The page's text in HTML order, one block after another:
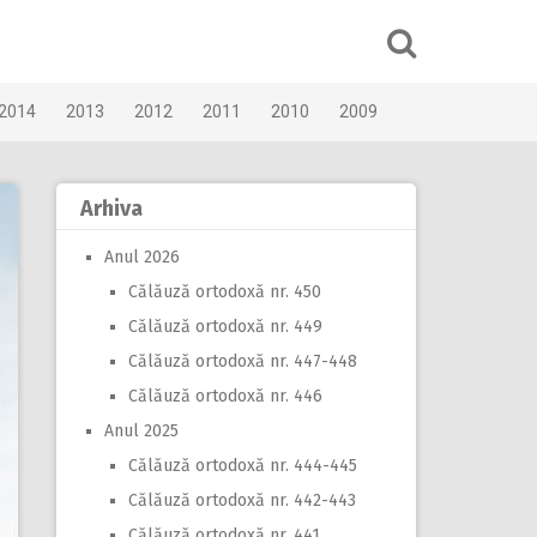
2013 2012 2011 2010 2009
Arhiva
Anul 2026
Călăuză ortodoxă nr. 450
Călăuză ortodoxă nr. 449
Călăuză ortodoxă nr. 447-448
Călăuză ortodoxă nr. 446
Anul 2025
Călăuză ortodoxă nr. 444-445
Călăuză ortodoxă nr. 442-443